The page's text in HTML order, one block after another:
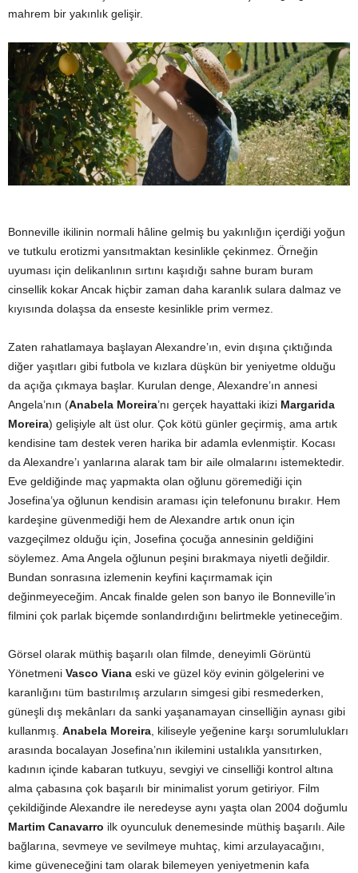
mahrem bir yakınlık gelişir.
Bonneville ikilinin normali hâline gelmiş bu yakınlığın içerdiği yoğun
ve tutkulu erotizmi yansıtmaktan kesinlikle çekinmez. Örneğin
uyuması için delikanlının sırtını kaşıdığı sahne buram buram
cinsellik kokar Ancak hiçbir zaman daha karanlık sulara dalmaz ve
kıyısında dolaşsa da enseste kesinlikle prim vermez.
Zaten rahatlamaya başlayan Alexandre’ın, evin dışına çıktığında
diğer yaşıtları gibi futbola ve kızlara düşkün bir yeniyetme olduğu
da açığa çıkmaya başlar. Kurulan denge, Alexandre’ın annesi
Angela’nın (Anabela Moreira’nı gerçek hayattaki ikizi Margarida
Moreira) gelişiyle alt üst olur. Çok kötü günler geçirmiş, ama artık
kendisine tam destek veren harika bir adamla evlenmiştir. Kocası
da Alexandre’ı yanlarına alarak tam bir aile olmalarını istemektedir.
Eve geldiğinde maç yapmakta olan oğlunu göremediği için
Josefina’ya oğlunun kendisin araması için telefonunu bırakır. Hem
kardeşine güvenmediği hem de Alexandre artık onun için
vazgeçilmez olduğu için, Josefina çocuğa annesinin geldiğini
söylemez. Ama Angela oğlunun peşini bırakmaya niyetli değildir.
Bundan sonrasına izlemenin keyfini kaçırmamak için
değinmeyeceğim. Ancak finalde gelen son banyo ile Bonneville’in
filmini çok parlak biçemde sonlandırdığını belirtmekle yetineceğim.
Görsel olarak müthiş başarılı olan filmde, deneyimli Görüntü
Yönetmeni Vasco Viana eski ve güzel köy evinin gölgelerini ve
karanlığını tüm bastırılmış arzuların simgesi gibi resmederken,
güneşli dış mekânları da sanki yaşanamayan cinselliğin aynası gibi
kullanmış. Anabela Moreira, kiliseyle yeğenine karşı sorumlulukları
arasında bocalayan Josefina’nın ikilemini ustalıkla yansıtırken,
kadının içinde kabaran tutkuyu, sevgiyi ve cinselliği kontrol altına
alma çabasına çok başarılı bir minimalist yorum getiriyor. Film
çekildiğinde Alexandre ile neredeyse aynı yaşta olan 2004 doğumlu
Martim Canavarro ilk oyunculuk denemesinde müthiş başarılı. Aile
bağlarına, sevmeye ve sevilmeye muhtaç, kimi arzulayacağını,
kime güveneceğini tam olarak bilemeyen yeniyetmenin kafa